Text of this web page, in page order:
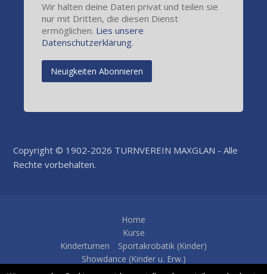
Wir halten deine Daten privat und teilen sie
nur mit Dritten, die diesen Dienst
ermöglichen. Lies unsere
Datenschutzerklärung.
Copyright © 1902-2026 TURNVEREIN MAXGLAN - Alle
Rechte vorbehalten.
Home
Kurse
Kinderturnen
Sportakrobatik (Kinder)
Showdance (Kinder u. Erw.)